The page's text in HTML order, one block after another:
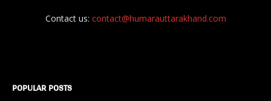
Contact us: contact@humarauttarakhand.com
POPULAR POSTS